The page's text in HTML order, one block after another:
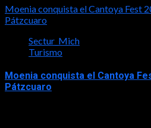
Moenia conquista el Cantoya Fest
Pátzcuaro
Sectur_Mich
Turismo
Moenia conquista el Cantoya
Pátzcuaro